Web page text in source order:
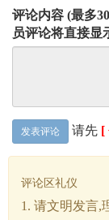
评论内容 (最多
员评论将直接显
发表评论 请先 [
评论区礼仪
1. 请文明发言,